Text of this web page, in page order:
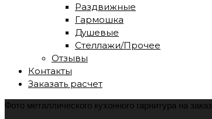
Раздвижные
Гармошка
Душевые
Стеллажи/Прочее
Отзывы
Контакты
Заказать расчет
Фото металлического кухонного гарнитура на заказ